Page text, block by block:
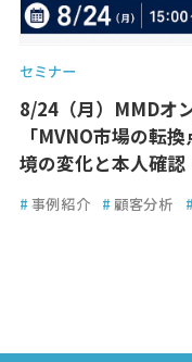
セミナー
8/24（月）MMDオ
「MVNO市場の転
境の変化と本人確認
# 事例紹介 # 顧客分析 #